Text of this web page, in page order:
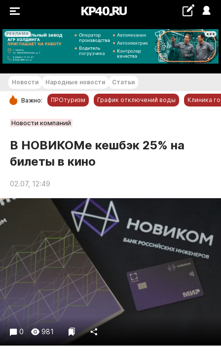
РЕКЛАМА
+22...+23 °С
РУБРИКИ
Обнинск
Статьи
Народные новости
Авто и транспорт
Благоустройство
Криминал
Культура
Недвижимость и ЖКХ
Образование
Общество
Погода
Праздники
Происшествия
Спорт
Новости Народные новости Статьи
Важно: ПРОтуризм График отключений воды Клиника
Новости компаний
В НОВИКОМе кешбэк 25% на
билеты в кино
02.07, 12:49
0 981